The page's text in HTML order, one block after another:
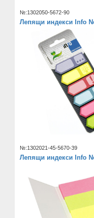
№:1302050-5672-90
Лепящи индекси Info
№:1302021-45-5670-39
Лепящи индекси Info